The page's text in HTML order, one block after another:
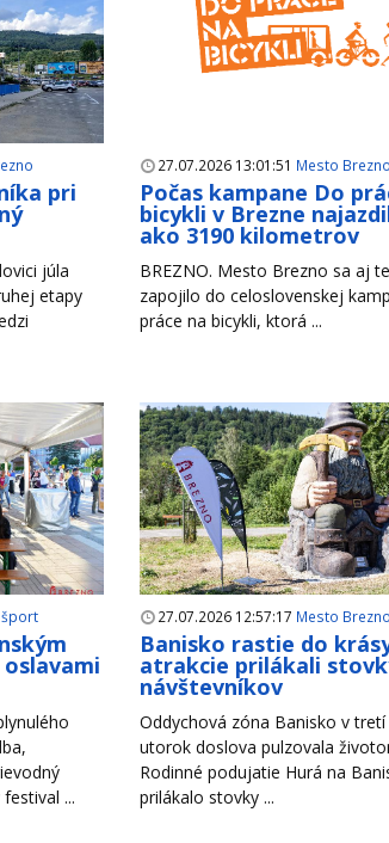
pri
júla
etapy
27.07.2026 13:01:51 Mesto
Počas kampane Do
bicykli v Brezne
ako 3190 kilometrov
BREZNO. Mesto Brezno sa aj
zapojilo do celoslovenskej
práce na bicykli, ktorá ...
šport
...
27.07.2026 12:57:17 Mesto
Banisko rastie do
atrakcie prilákali
návštevníkov
Oddychová zóna Banisko v
utorok doslova pulzovala
Rodinné podujatie Hurá na
prilákalo stovky ...